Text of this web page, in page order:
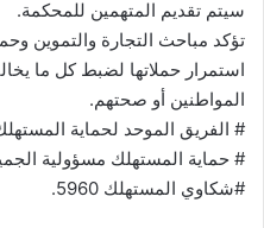
سيتم تقديم المتهمين للمحكمة.
تؤكد مباحث التجارة والتموين
استمرار حملاتها لضبط كل ما
المواطنين أو صحتهم.
# الفريق الموحد لحماية
# حماية المستهلك مسؤولية
#شكاوي المستهلك 5960.